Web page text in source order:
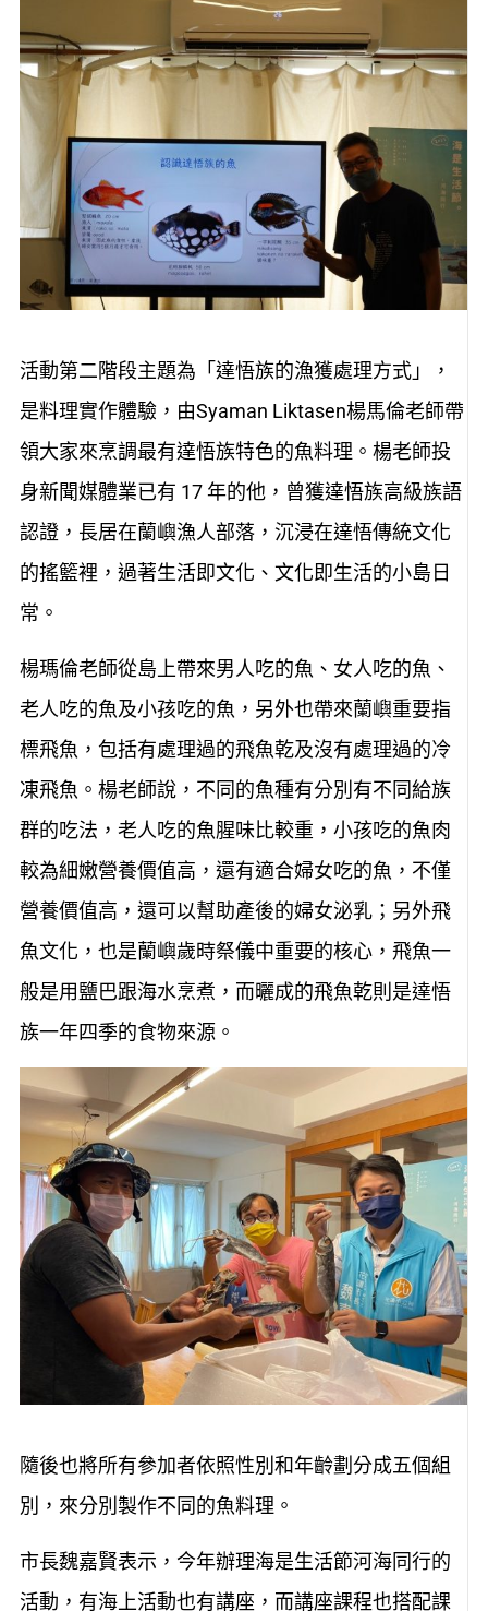
活動第二階段主題為「達悟族的漁獲處理方式」，
是料理實作體驗，由Syaman Liktasen楊馬倫老師帶
領大家來烹調最有達悟族特色的魚料理。楊老師投
身新聞媒體業已有 17 年的他，曾獲達悟族高級族語
認證，長居在蘭嶼漁人部落，沉浸在達悟傳統文化
的搖籃裡，過著生活即文化、文化即生活的小島日
常。
楊瑪倫老師從島上帶來男人吃的魚、女人吃的魚、
老人吃的魚及小孩吃的魚，另外也帶來蘭嶼重要指
標飛魚，包括有處理過的飛魚乾及沒有處理過的冷
凍飛魚。楊老師說，不同的魚種有分別有不同給族
群的吃法，老人吃的魚腥味比較重，小孩吃的魚肉
較為細嫩營養價值高，還有適合婦女吃的魚，不僅
營養價值高，還可以幫助產後的婦女泌乳；另外飛
魚文化，也是蘭嶼歲時祭儀中重要的核心，飛魚一
般是用鹽巴跟海水烹煮，而曬成的飛魚乾則是達悟
族一年四季的食物來源。
隨後也將所有參加者依照性別和年齡劃分成五個組
別，來分別製作不同的魚料理。
市長魏嘉賢表示，今年辦理海是生活節河海同行的
活動，有海上活動也有講座，而講座課程也搭配課